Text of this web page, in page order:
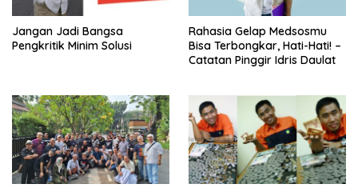
Jangan Jadi Bangsa
Pengkritik Minim Solusi
Rahasia Gelap Medsosmu
Bisa Terbongkar, Hati-Hati! –
Catatan Pinggir Idris Daulat